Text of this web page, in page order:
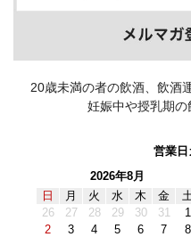
20歳未満の者の飲酒、飲酒
妊娠中や授乳期の
営業日
2026年8月
日
月 火 水 木 金
26
27 28 29 30 31
1
2
3 4 5 6 7
8